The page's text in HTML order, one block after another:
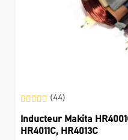
(44)
Inducteur Makita
HR4011C, HR4013C